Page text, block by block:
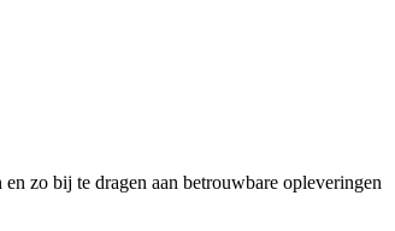
zo bij te dragen aan betrouwbare opleveringen